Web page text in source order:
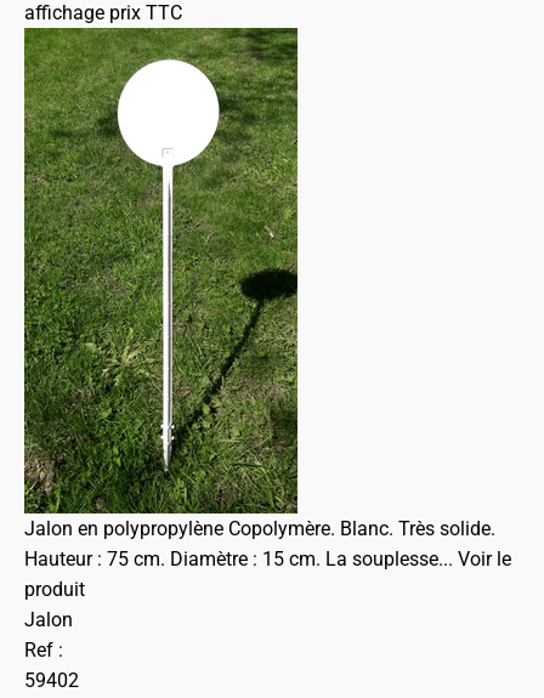
affichage prix TTC
Jalon en polypropylène Copolymère. Blanc. Très solide.
Hauteur : 75 cm. Diamètre : 15 cm. La souplesse... Voir le
produit
Jalon
Ref :
59402